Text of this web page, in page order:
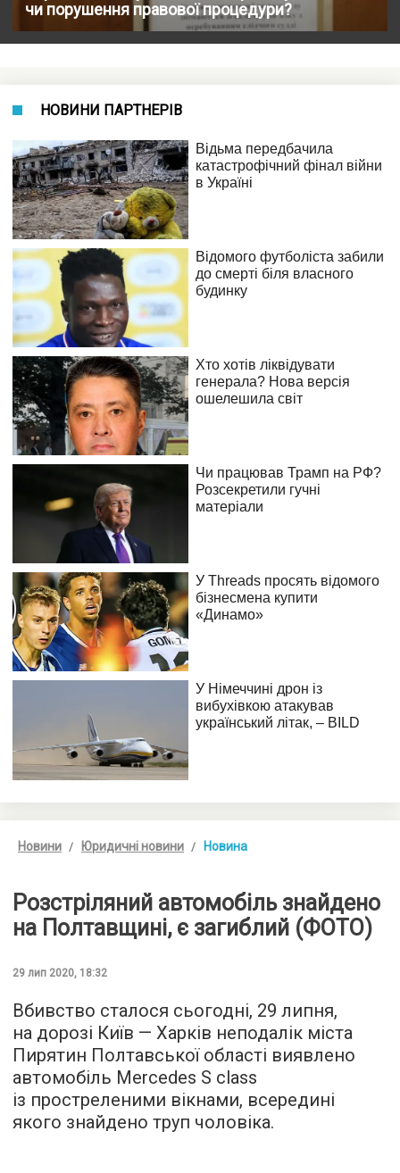
чи порушення правової процедури?
НОВИНИ ПАРТНЕРІВ
Новини Юридичні новини Новина
Розстріляний автомобіль знайдено
на Полтавщині, є загиблий (ФОТО)
29 лип 2020, 18:32
Вбивство сталося сьогодні, 29 липня,
на дорозі Київ — Харків неподалік міста
Пирятин Полтавської області виявлено
автомобіль Mercedes S class
із простреленими вікнами, всередині
якого знайдено труп чоловіка.